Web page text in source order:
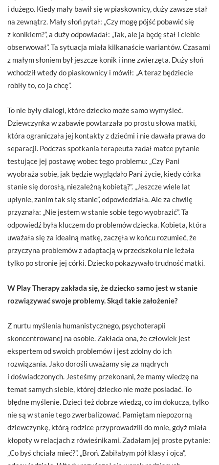
i dużego. Kiedy mały bawił się w piaskownicy, duży zawsze stał
na zewnątrz. Mały słoń pytał: „Czy mogę pójść pobawić się
z konikiem?”, a duży odpowiadał: „Tak, ale ja będę stał i ciebie
obserwował”. Ta sytuacja miała kilkanaście wariantów. Czasami
z małym słoniem był jeszcze konik i inne zwierzęta. Duży słoń
wchodził wtedy do piaskownicy i mówił: „A teraz będziecie
robiły to, co ja chcę”.
To nie były dialogi, które dziecko może samo wymyśleć.
Dziewczynka w zabawie powtarzała po prostu słowa matki,
która ograniczała jej kontakty z dziećmi i nie dawała prawa do
separacji. Podczas spotkania terapeuta zadał matce pytanie
testujące jej postawę wobec tego problemu: „Czy Pani
wyobraża sobie, jak będzie wyglądało Pani życie, kiedy córka
stanie się dorosłą, niezależną kobietą?”. „Jeszcze wiele lat
upłynie, zanim tak się stanie”, odpowiedziała. Ale za chwilę
przyznała: „Nie jestem w stanie sobie tego wyobrazić”. Ta
odpowiedź była kluczem do problemów dziecka. Kobieta, która
uważała się za idealną matkę, zaczęła w końcu rozumieć, że
przyczyna problemów z adaptacją w przedszkolu nie leżała
tylko po stronie jej córki. Dziecko pokazywało trudność matki.
W Play Therapy zakłada się, że dziecko samo jest w stanie
rozwiązywać swoje problemy. Skąd takie założenie?
Z nurtu myślenia humanistycznego, psychoterapii
skoncentrowanej na osobie. Zakłada ona, że człowiek jest
ekspertem od swoich problemów i jest zdolny do ich
rozwiązania. Jako dorośli uważamy się za mądrych
i doświadczonych. Jesteśmy przekonani, że mamy wiedzę na
temat samych siebie, której dziecko nie może posiadać. To
błędne myślenie. Dzieci też dobrze wiedzą, co im dokucza, tylko
nie są w stanie tego zwerbalizować. Pamiętam niepozorną
dziewczynkę, którą rodzice przyprowadzili do mnie, gdyż miała
kłopoty w relacjach z rówieśnikami. Zadałam jej proste pytanie:
„Co byś chciała mieć?”. „Broń. Zabiłabym pół klasy i ojca”,